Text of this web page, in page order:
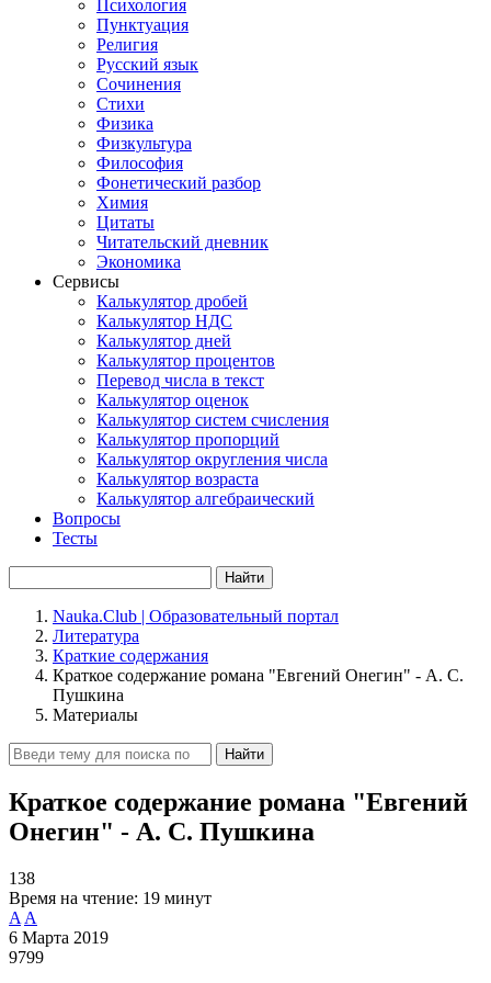
Психология
Пунктуация
Религия
Русский язык
Сочинения
Стихи
Физика
Физкультура
Философия
Фонетический разбор
Химия
Цитаты
Читательский дневник
Экономика
Сервисы
Калькулятор дробей
Калькулятор НДС
Калькулятор дней
Калькулятор процентов
Перевод числа в текст
Калькулятор оценок
Калькулятор систем счисления
Калькулятор пропорций
Калькулятор округления числа
Калькулятор возраста
Калькулятор алгебраический
Вопросы
Тесты
Найти
Nauka.Club | Образовательный портал
Литература
Краткие содержания
Краткое содержание романа "Евгений Онегин" - А. С.
Пушкина
Материалы
Найти
Краткое содержание романа "Евгений
Онегин" - А. С. Пушкина
138
Время на чтение: 19 минут
A A
6 Марта 2019
9799